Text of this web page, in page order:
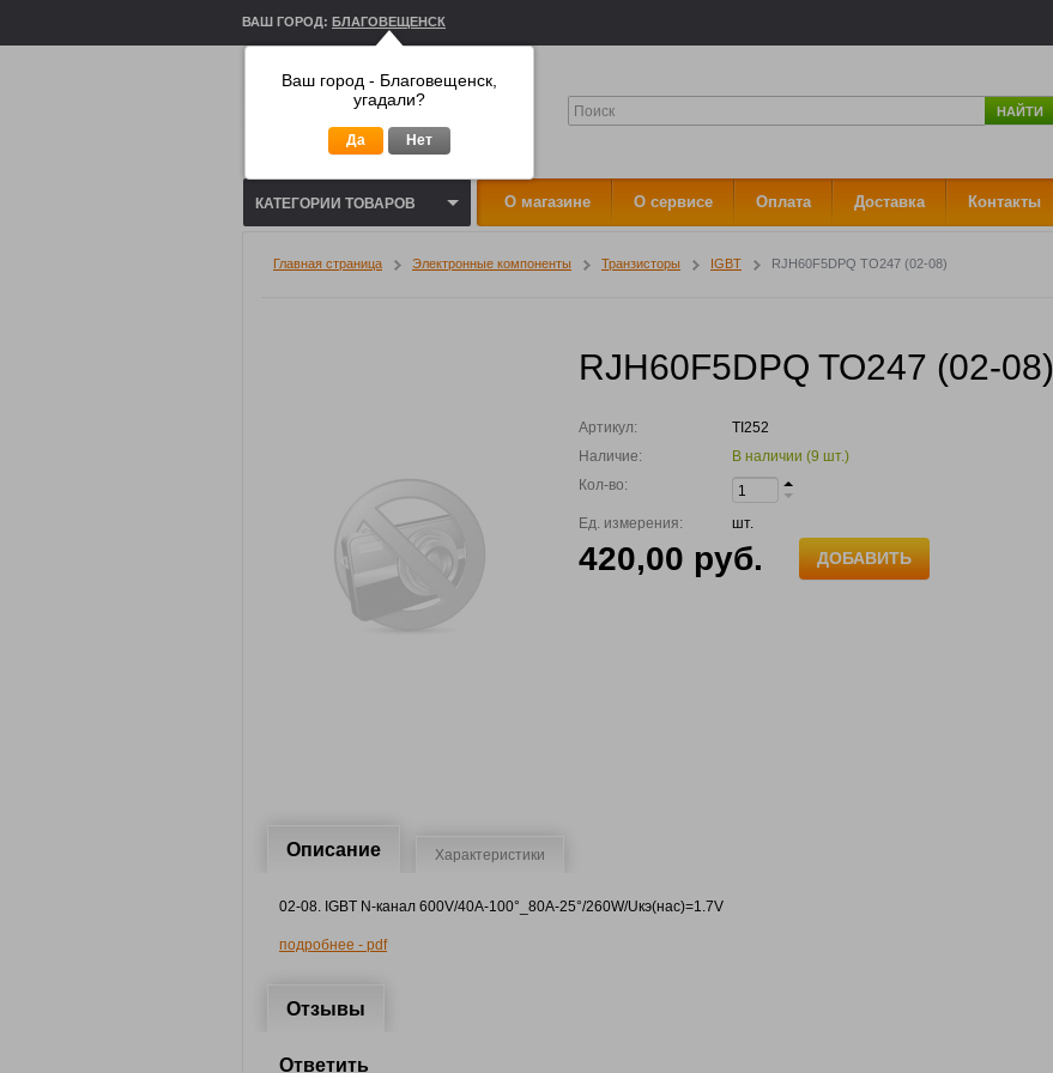
ВАШ ГОРОД: БЛАГОВЕЩЕНСК
НАЙТИ
КАТЕГОРИИ ТОВАРОВ О магазине О сервисе Оплата Доставка Контакты
Главная страница Электронные компоненты Транзисторы IGBT RJH60F5DPQ TO247 (02-08)
RJH60F5DPQ TO247 (02-08)
Артикул:
TI252
Наличие:
В наличии (9 шт.)
Кол-во:
Ед. измерения: шт.
420,00 руб. ДОБАВИТЬ
Описание Характеристики
02-08. IGBT N-канал 600V/40A-100°_80A-25°/260W/Uкэ(нас)=1.7V
подробнее - pdf
Отзывы
Ответить
Ваш город - Благовещенск,
угадали?
Да Нет